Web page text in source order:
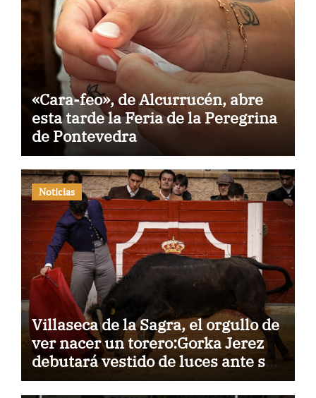
«Cara-feo», de Alcurrucén, abre
esta tarde la Feria de la Peregrina
de Pontevedra
Noticias
Villaseca de la Sagra, el orgullo de
ver nacer un torero:Gorka Jerez
debutará vestido de luces ante su
pueblo